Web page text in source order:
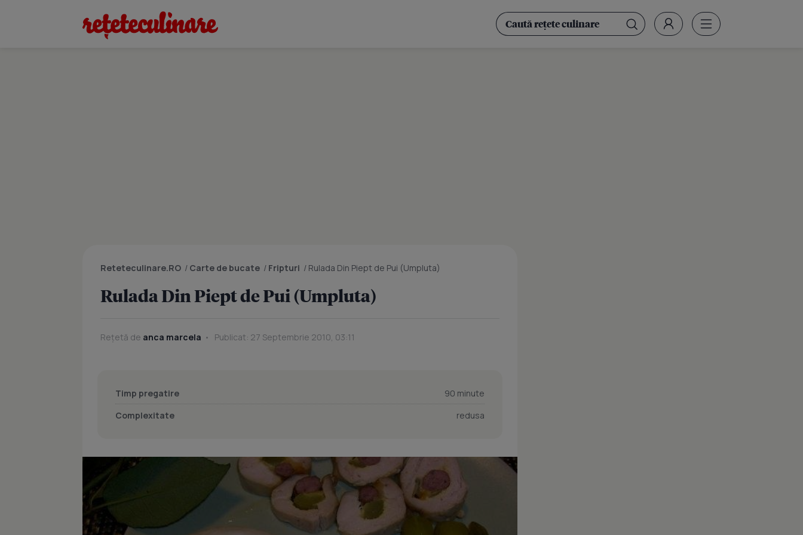
Reteteculinare.RO / Carte de bucate / Fripturi / Rulada Din Piept de Pui (Umpluta)
Rulada Din Piept de Pui (Umpluta)
Rețetă de anca marcela Publicat: 27 Septembrie 2010, 03:11
Timp pregatire
90 minute
Complexitate
redusa